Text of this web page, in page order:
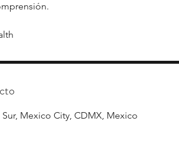
Sur, Mexico City, CDMX, Mexico